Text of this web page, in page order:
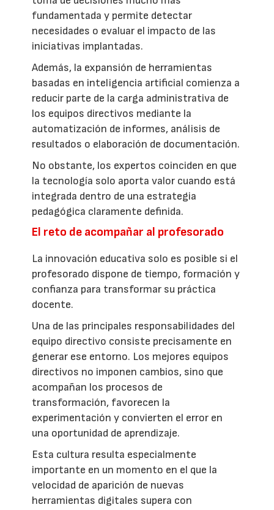
fundamentada y permite detectar
necesidades o evaluar el impacto de las
iniciativas implantadas.
Además, la expansión de herramientas
basadas en inteligencia artificial comienza a
reducir parte de la carga administrativa de
los equipos directivos mediante la
automatización de informes, análisis de
resultados o elaboración de documentación.
No obstante, los expertos coinciden en que
la tecnología solo aporta valor cuando está
integrada dentro de una estrategia
pedagógica claramente definida.
El reto de acompañar al profesorado
La innovación educativa solo es posible si el
profesorado dispone de tiempo, formación y
confianza para transformar su práctica
docente.
Una de las principales responsabilidades del
equipo directivo consiste precisamente en
generar ese entorno. Los mejores equipos
directivos no imponen cambios, sino que
acompañan los procesos de
transformación, favorecen la
experimentación y convierten el error en
una oportunidad de aprendizaje.
Esta cultura resulta especialmente
importante en un momento en el que la
velocidad de aparición de nuevas
herramientas digitales supera con